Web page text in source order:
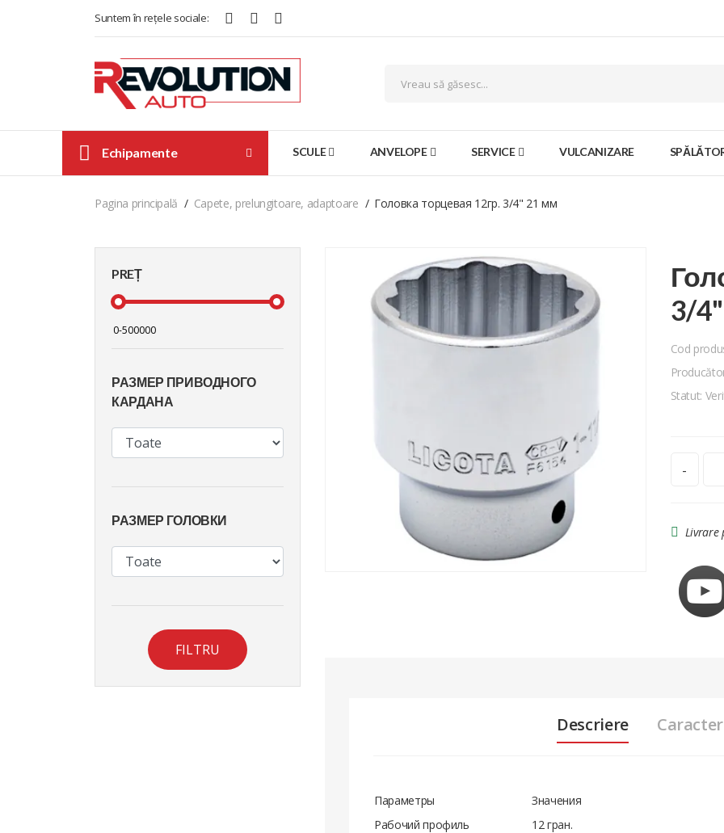
Suntem în rețele sociale:
Echipamente SCULE ANVELOPE SERVICE VULCANIZARE
Pagina principală Capete, prelungitoare, adaptoare Головка торцевая 12гр. 3/4" 21 мм
PREȚ
РАЗМЕР ПРИВОДНОГО
КАРДАНА
РАЗМЕР ГОЛОВКИ
FILTRU
3/
Cod
Statut:
-
Livrare
Descriere
Параметры
Значения
Рабочий профиль
12 гран.